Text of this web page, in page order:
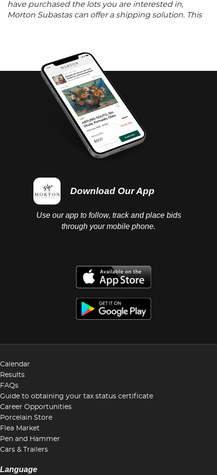
have purchased the lots you are interested in,
Morton Subastas can offer a shipping solution. This
Download Our App
Use our app to follow, track and place bids
through your mobile phone.
Calendar
Results
FAQs
Guide to obtaining your tax status certificate
Career Opportunities
Porcelain Store
Flea Market
Pen and Hammer
Cars & Trailers
Language